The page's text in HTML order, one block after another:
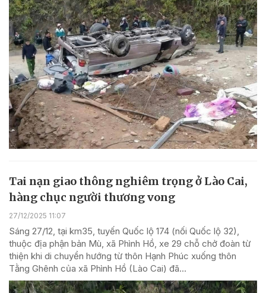
Tai nạn giao thông nghiêm trọng ở Lào Cai,
hàng chục người thương vong
27/12/2025 11:07
Sáng 27/12, tại km35, tuyến Quốc lộ 174 (nối Quốc lộ 32),
thuộc địa phận bản Mù, xã Phình Hồ, xe 29 chỗ chở đoàn từ
thiện khi di chuyển hướng từ thôn Hạnh Phúc xuống thôn
Tằng Ghênh của xã Phình Hồ (Lào Cai) đã...